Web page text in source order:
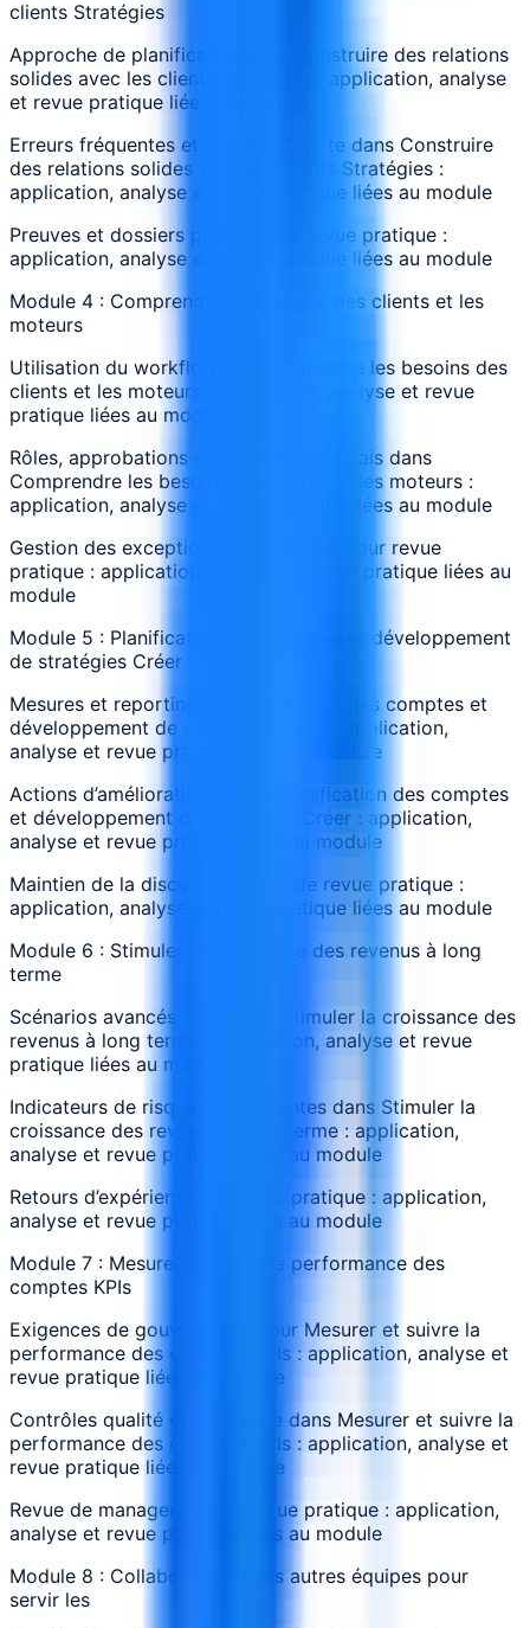
clients Stratégies
Approche de planification pour Construire des relations
solides avec les clients Stratégies : application, analyse
et revue pratique liées au module
Erreurs fréquentes et signaux d’alerte dans Construire
des relations solides avec les clients Stratégies :
application, analyse et revue pratique liées au module
Preuves et dossiers produits par revue pratique :
application, analyse et revue pratique liées au module
Module 4 : Comprendre les besoins des clients et les
moteurs
Utilisation du workflow de Comprendre les besoins des
clients et les moteurs : application, analyse et revue
pratique liées au module
Rôles, approbations et passages de relais dans
Comprendre les besoins des clients et les moteurs :
application, analyse et revue pratique liées au module
Gestion des exceptions et escalades pour revue
pratique : application, analyse et revue pratique liées au
module
Module 5 : Planification des comptes et développement
de stratégies Créer
Mesures et reporting de Planification des comptes et
développement de stratégies Créer : application,
analyse et revue pratique liées au module
Actions d’amélioration liées à Planification des comptes
et développement de stratégies Créer : application,
analyse et revue pratique liées au module
Maintien de la discipline autour de revue pratique :
application, analyse et revue pratique liées au module
Module 6 : Stimuler la croissance des revenus à long
terme
Scénarios avancés impliquant Stimuler la croissance des
revenus à long terme : application, analyse et revue
pratique liées au module
Indicateurs de risque et contraintes dans Stimuler la
croissance des revenus à long terme : application,
analyse et revue pratique liées au module
Retours d’expérience sur revue pratique : application,
analyse et revue pratique liées au module
Module 7 : Mesurer et suivre la performance des
comptes KPIs
Exigences de gouvernance pour Mesurer et suivre la
performance des comptes KPIs : application, analyse et
revue pratique liées au module
Contrôles qualité et assurance dans Mesurer et suivre la
performance des comptes KPIs : application, analyse et
revue pratique liées au module
Revue de management de revue pratique : application,
analyse et revue pratique liées au module
Module 8 : Collaborer avec les autres équipes pour
servir les